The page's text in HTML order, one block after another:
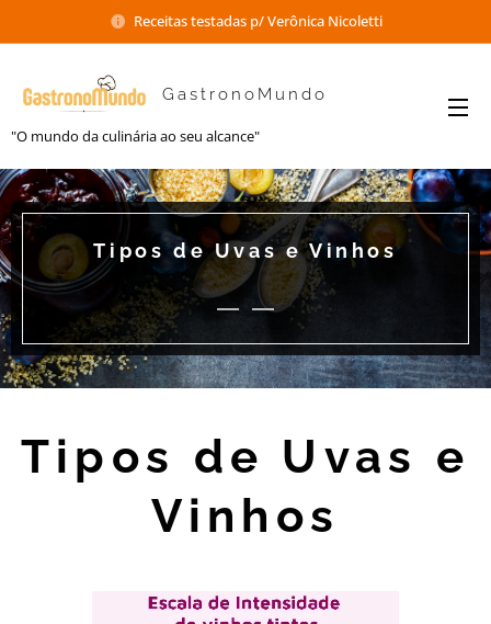
Receitas testadas p/ Verônica Nicoletti
GastronoMundo
"O mundo da culinária ao seu alcance"
Tipos de Uvas e Vinhos
Tipos de Uvas e
Vinhos